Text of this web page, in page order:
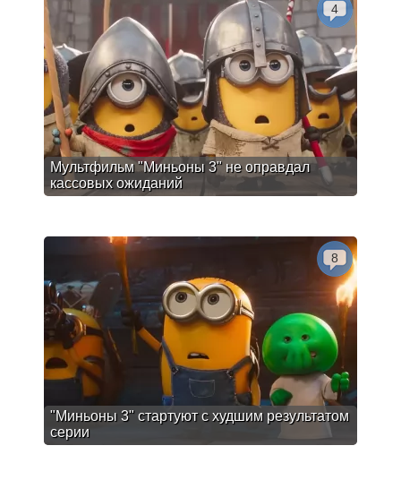
Мультфильм "Миньоны 3" не оправдал
кассовых ожиданий
4
"Миньоны 3" стартуют с худшим результатом
серии
8